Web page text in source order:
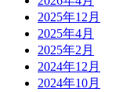
2025年12月
2025年4月
2025年2月
2024年12月
2024年10月